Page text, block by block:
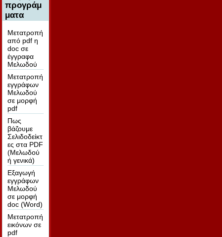
προγράμ
ματα
Μετατροπή
από pdf η
doc σε
έγγραφα
Μελωδού
Μετατροπή
εγγράφων
Μελωδού
σε μορφή
pdf
Πως
βάζουμε
Σελιδοδείκτ
ες στα PDF
(Μελωδού
ή γενικά)
Εξαγωγή
εγγράφων
Μελωδού
σε μορφή
doc (Word)
Μετατροπή
εικόνων σε
pdf